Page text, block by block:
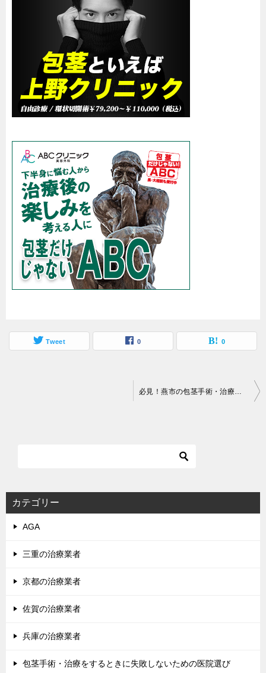
Tweet 0 0
シ
ョ
必見！燕市の包茎手術・治療は安い料金の相場・口コミ
カテゴリー
AGA
三重の治療業者
京都の治療業者
佐賀の治療業者
兵庫の治療業者
包茎手術・治療をするときに失敗しないための医院選び